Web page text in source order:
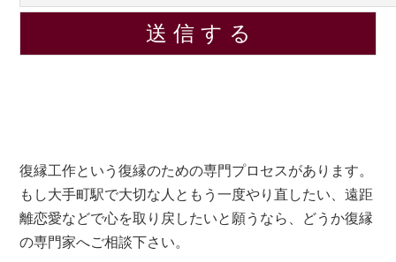
復縁工作という復縁のための専門プロセスがあります。
もし大手町駅で大切な人ともう一度やり直したい、遠距
離恋愛などで心を取り戻したいと願うなら、どうか復縁
の専門家へご相談下さい。